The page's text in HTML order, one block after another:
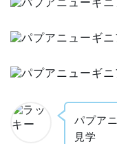
パプア
見学